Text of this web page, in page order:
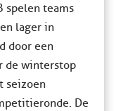
spelen teams
lager in
door een
de winterstop
seizoen
De